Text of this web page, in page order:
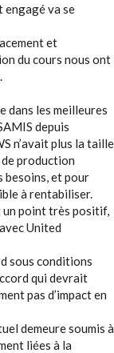
engagé va se
et
du cours nous ont
dans les meilleures
depuis
n’avait plus la taille
production
besoins, et pour
à rentabiliser.
un point très positif,
United
sous conditions
qui devrait
pas d’impact en
demeure soumis à
liées à la